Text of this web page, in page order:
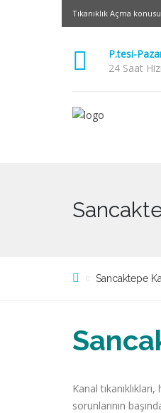
Tıkanıklık Açma
P.tesi-
24 Saat
Sancaktepe
Kanal
sorunlarının